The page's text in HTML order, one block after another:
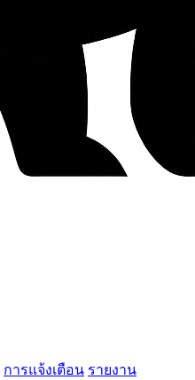
การแจ้งเตือน รายงาน